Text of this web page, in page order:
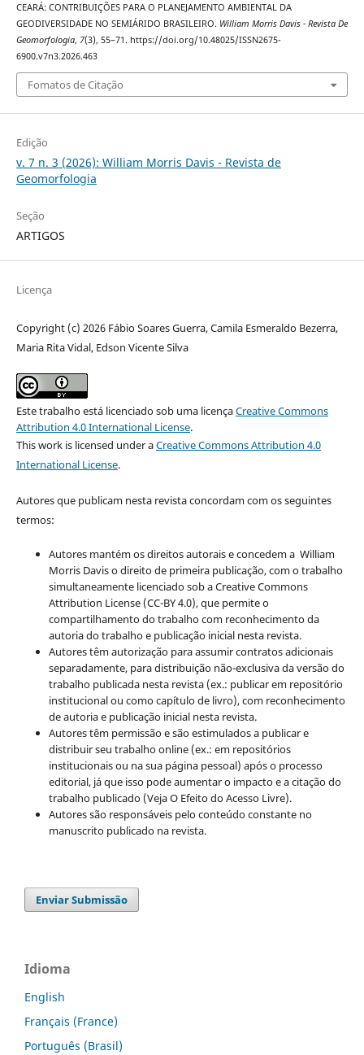
CEARÁ: CONTRIBUIÇÕES PARA O PLANEJAMENTO AMBIENTAL DA
GEODIVERSIDADE NO SEMIÁRIDO BRASILEIRO. William Morris Davis - Revista De
Geomorfologia, 7(3), 55–71. https://doi.org/10.48025/ISSN2675-
6900.v7n3.2026.463
Fomatos de Citação
Edição
v. 7 n. 3 (2026): William Morris Davis - Revista de
Geomorfologia
Seção
ARTIGOS
Licença
Copyright (c) 2026 Fábio Soares Guerra, Camila Esmeraldo Bezerra,
Maria Rita Vidal, Edson Vicente Silva
Este trabalho está licenciado sob uma licençaCreative Commons
Attribution 4.0 International License.
This work is licensed under aCreative Commons Attribution 4.0
International License.
Autores que publicam nesta revista concordam com os seguintes
termos:
Autores mantém os direitos autorais e concedem a William
Morris Davis o direito de primeira publicação, com o trabalho
simultaneamente licenciado sob a Creative Commons
Attribution License (CC-BY 4.0), que permite o
compartilhamento do trabalho com reconhecimento da
autoria do trabalho e publicação inicial nesta revista.
Autores têm autorização para assumir contratos adicionais
separadamente, para distribuição não-exclusiva da versão do
trabalho publicada nesta revista (ex.: publicar em repositório
institucional ou como capítulo de livro), com reconhecimento
de autoria e publicação inicial nesta revista.
Autores têm permissão e são estimulados a publicar e
distribuir seu trabalho online (ex.: em repositórios
institucionais ou na sua página pessoal) após o processo
editorial, já que isso pode aumentar o impacto e a citação do
trabalho publicado (Veja O Efeito do Acesso Livre).
Autores são responsáveis pelo conteúdo constante no
manuscrito publicado na revista.
Enviar Submissão
Idioma
English
Français (France)
Português (Brasil)